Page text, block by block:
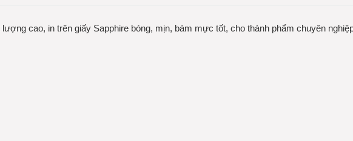
cao, in trên giấy Sapphire bóng, mịn, bám mực tốt, cho thành phẩm chuyên